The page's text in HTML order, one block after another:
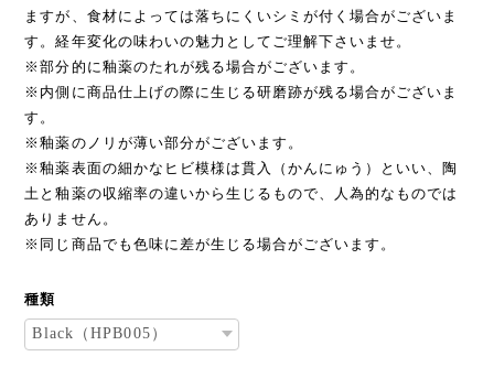
ますが、食材によっては落ちにくいシミが付く場合がございま
す。経年変化の味わいの魅力としてご理解下さいませ。
※部分的に釉薬のたれが残る場合がございます。
※内側に商品仕上げの際に生じる研磨跡が残る場合がございま
す。
※釉薬のノリが薄い部分がございます。
※釉薬表面の細かなヒビ模様は貫入（かんにゅう）といい、陶
土と釉薬の収縮率の違いから生じるもので、人為的なものでは
ありません。
※同じ商品でも色味に差が生じる場合がございます。
種類